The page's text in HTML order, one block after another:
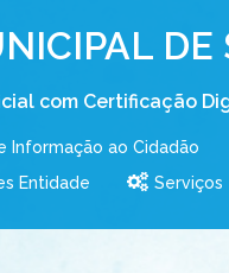
com Certificação
Informação ao Cidadão
Entidade
Serviços